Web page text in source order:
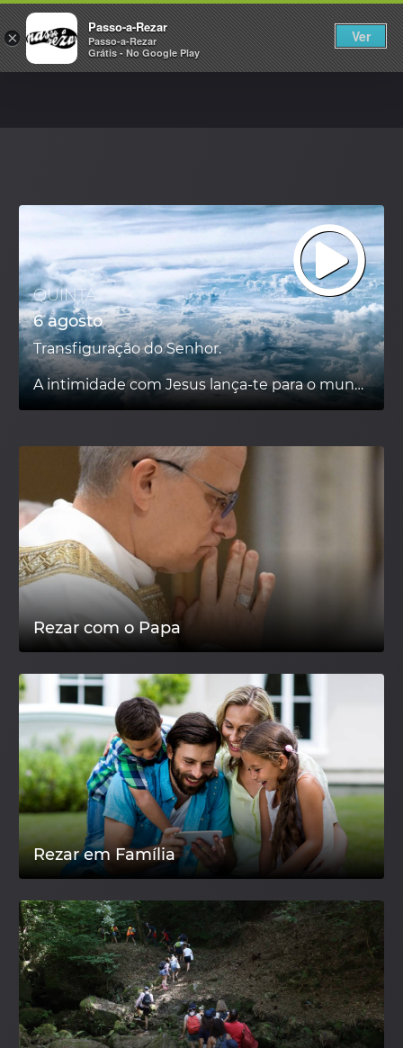
×
Passo-a-Rezar
Passo-a-Rezar
Grátis - No Google Play
Ver
PASSO-A-REZAR
QUINTA
6 agosto
Transfiguração do Senhor.
A intimidade com Jesus lança-te para o mundo, para te tornares sinal daquele que te transformou.
Rezar com o Papa
Rezar em Família